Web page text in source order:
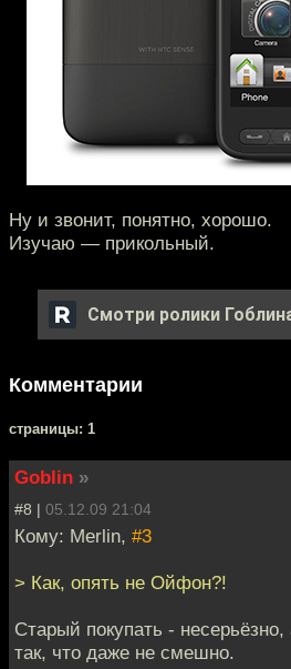
Ну и звонит, понятно, хорошо.
Изучаю — прикольный.
Смотри ролики
Комментарии
cтраницы: 1
Goblin »
#8 | 05.12.09 21:04
Кому: Merlin, #3
> Как, опять не Ойфон?!
Старый покупать -
так, что даже не смешно.